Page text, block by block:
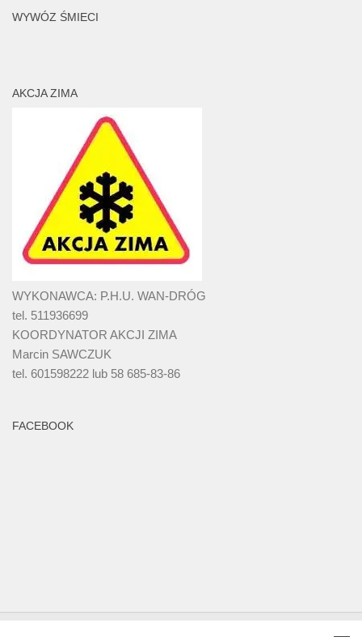
WYWÓZ ŚMIECI
AKCJA ZIMA
WYKONAWCA: P.H.U. WAN-DRÓG
tel. 511936699
KOORDYNATOR AKCJI ZIMA
Marcin SAWCZUK
tel. 601598222 lub 58 685-83-86
FACEBOOK